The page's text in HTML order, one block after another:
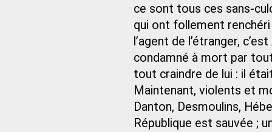
ce sont tous ces sans-
qui ont follement
l’agent de l’étranger,
condamné à mort par
tout craindre de lui : il
Maintenant, violents et
Danton, Desmoulins,
République est sauvée ;